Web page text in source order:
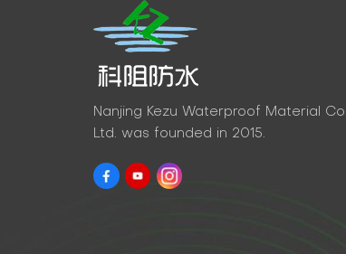
Nanjing Kezu Waterproof Material Co.,
Ltd. was founded in 2015.